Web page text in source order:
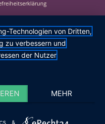
Technologien von Dritten,
zu verbessern und
der Nutzer
MEHR
&